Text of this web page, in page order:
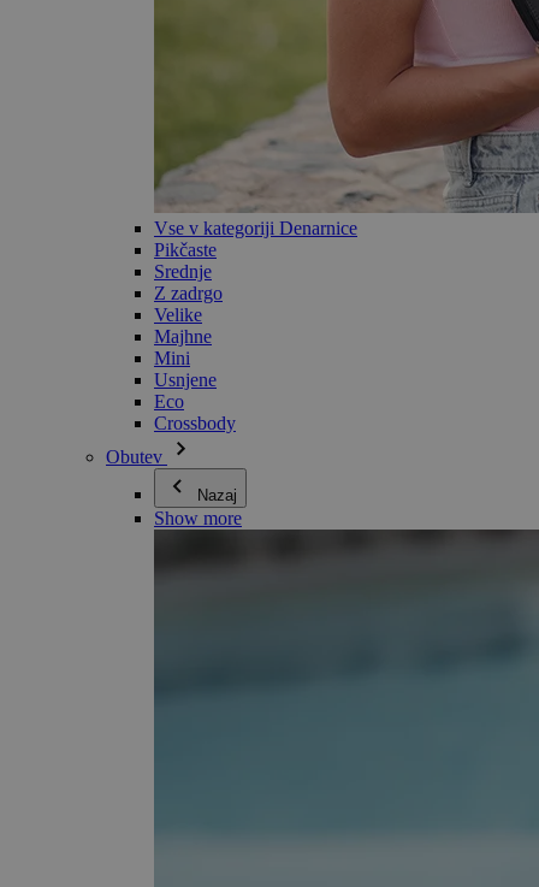
Vse v kategoriji Denarnice
Pikčaste
Srednje
Z zadrgo
Velike
Majhne
Mini
Usnjene
Eco
Crossbody
Obutev
Nazaj
Show more